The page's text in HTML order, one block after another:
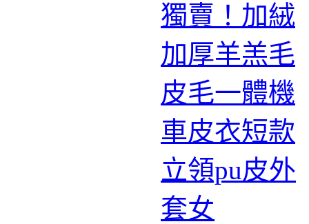
獨賣！加絨
加厚羊羔毛
皮毛一體機
車皮衣短款
立領pu皮外
套女